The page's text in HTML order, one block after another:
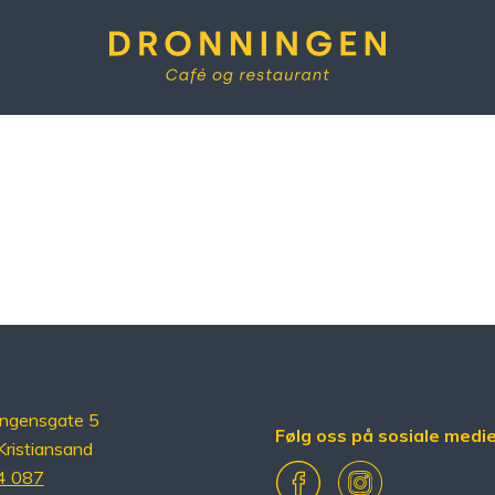
Dronningen
5
087
Følg oss på sosiale
FacebookInstagram